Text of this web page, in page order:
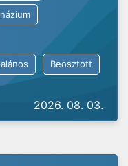
Beosztott
2026. 08. 03.